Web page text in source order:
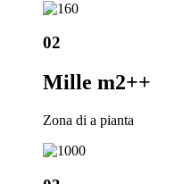
02
Mille m2++
Zona di a pianta